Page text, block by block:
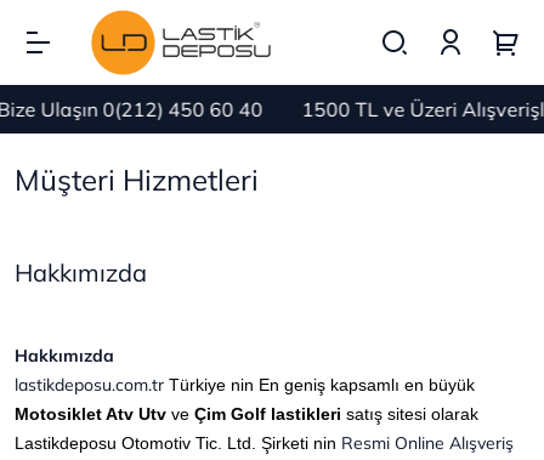
Ulaşın 0(212) 450 60 40 1500 TL ve Üzeri
Müşteri Hizmetleri
Hakkımızda
Hakkımızda
lastikdeposu.com.tr Türkiye nin En geniş kapsamlı en büyük
Motosiklet Atv Utv ve Çim Golf lastikleri satış sitesi olarak
Lastikdeposu Otomotiv Tic. Ltd. Şirketi nin Resmi Online Alışveriş